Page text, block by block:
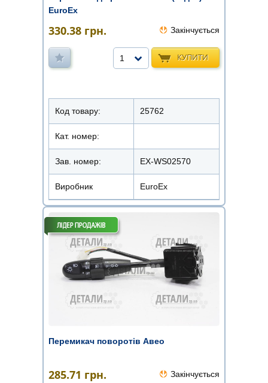
EuroEx
330.38 грн. Закінчується
КУПИТИ
1
Код товару: 25762
Кат. номер:
Зав. номер: EX-WS02570
Виробник EuroEx
Перемикач поворотів Авео
285.71 грн. Закінчується